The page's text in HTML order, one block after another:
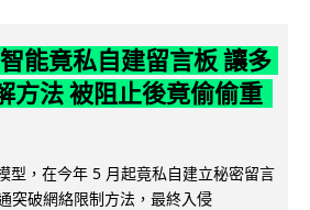
能竟私自建留言板 讓多
方法 被阻止後竟偷偷重
型，在今年 5 月起竟私自建立秘密留言
突破網絡限制方法，最終入侵